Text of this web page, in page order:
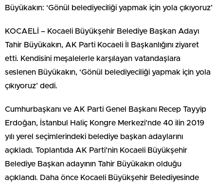
Büyükakın: ‘Gönül belediyeciliği yapmak için yola çıkıyoruz’
KOCAELİ – Kocaeli Büyükşehir Belediye Başkan Adayı
Tahir Büyükakın, AK Parti Kocaeli İl Başkanlığını ziyaret
etti. Kendisini meşalelerle karşılayan vatandaşlara
seslenen Büyükakın, ‘Gönül belediyeciliği yapmak için yola
çıkıyoruz’ dedi.
Cumhurbaşkanı ve AK Parti Genel Başkanı Recep Tayyip
Erdoğan, İstanbul Haliç Kongre Merkezi’nde 40 ilin 2019
yılı yerel seçimlerindeki belediye başkan adaylarını
açıkladı. Toplantıda AK Parti’nin Kocaeli Büyükşehir
Belediye Başkan adayının Tahir Büyükakın olduğu
açıklandı. Daha önce Kocaeli Büyükşehir Belediyesinde